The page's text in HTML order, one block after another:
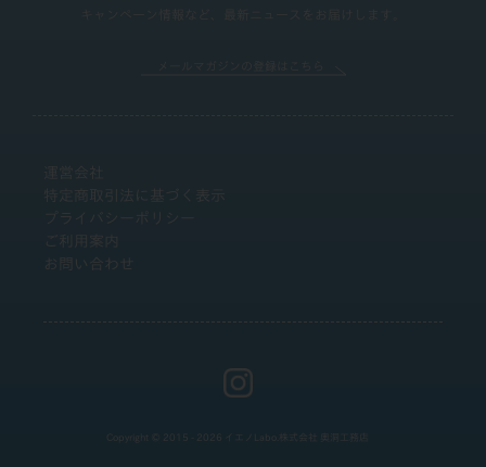
運営会社
特定商取引法に基づく表示
プライバシーポリシー
ご利用案内
お問い合わせ
Copyright © 2015 - 2026 イエノLabo.株式会社 奥洞工務店